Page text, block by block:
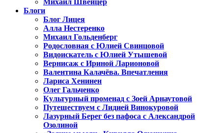
Михаил Швейцер
Блоги
Блог Лицея
Алла Нестеренко
Михаил Гольденберг
Родословная с Юлией Свинцовой
Видоискатель с Юлией Утышевой
Вернисаж с Ириной Ларионовой
Валентина Калачёва. Впечатления
Лариса Хенинен
Олег Гальченко
Культурный променад с Зоей Арнаутовой
Путешествуем с Лидией Винокуровой
Лазурный Берег без пафоса с Александрой
Озолиной